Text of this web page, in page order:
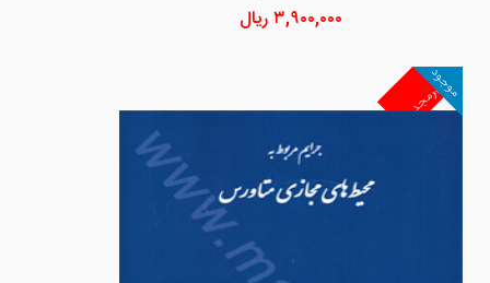
۳,۹۰۰,۰۰۰ریال
غیرمجد
موجود